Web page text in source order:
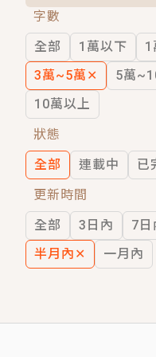
穿越｜《
字數
全部
1萬以下
1
3萬~5萬 ✕
5萬
10萬以上
狀態
全部
連載中
已
更新時間
全部
3日內
7日
半月內 ✕ 一月內